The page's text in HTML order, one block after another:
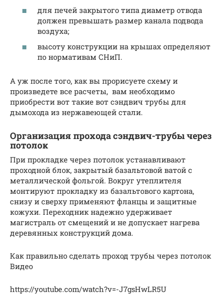
для печей закрытого типа диаметр отвода
должен превышать размер канала подвода
воздуха;
высоту конструкции на крышах определяют
по нормативам СНиП.
А уж после того, как вы прорисуете схему и
произведете все расчеты, вам необходимо
приобрести вот такие вот сэндвич трубы для
дымохода из нержавеющей стали.
Организация прохода сэндвич-трубы через
потолок
При прокладке через потолок устанавливают
проходной блок, закрытый базальтовой ватой с
металлической фольгой. Вокруг утеплителя
монтируют прокладку из базальтового картона,
снизу и сверху применяют фланцы и защитные
кожухи. Переходник надежно удерживает
магистраль от смещений и не допускает нагрева
деревянных конструкций дома.
Как правильно сделать проход трубы через потолок
Видео
https://youtube.com/watch?v=-J7gsHwLR5U